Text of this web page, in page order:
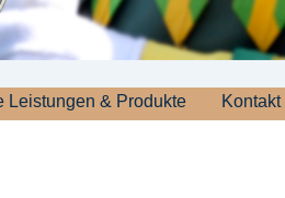
Leistungen & Produkte Kontakt